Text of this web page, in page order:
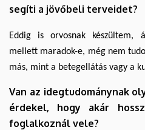
segíti a jövőbeli terveidet?
Eddig is orvosnak készültem,
mellett maradok-e, még nem
más, mint a betegellátás vagy a
Van az idegtudománynak
érdekel, hogy akár
foglalkoznál vele?